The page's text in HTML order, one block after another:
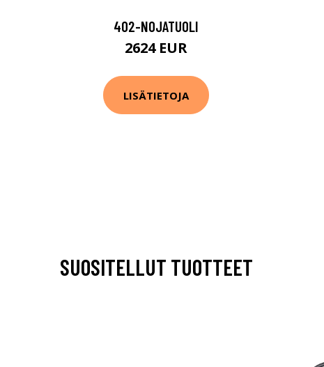
402-NOJATUOLI
2624 EUR
LISÄTIETOJA
SUOSITELLUT TUOTTEET